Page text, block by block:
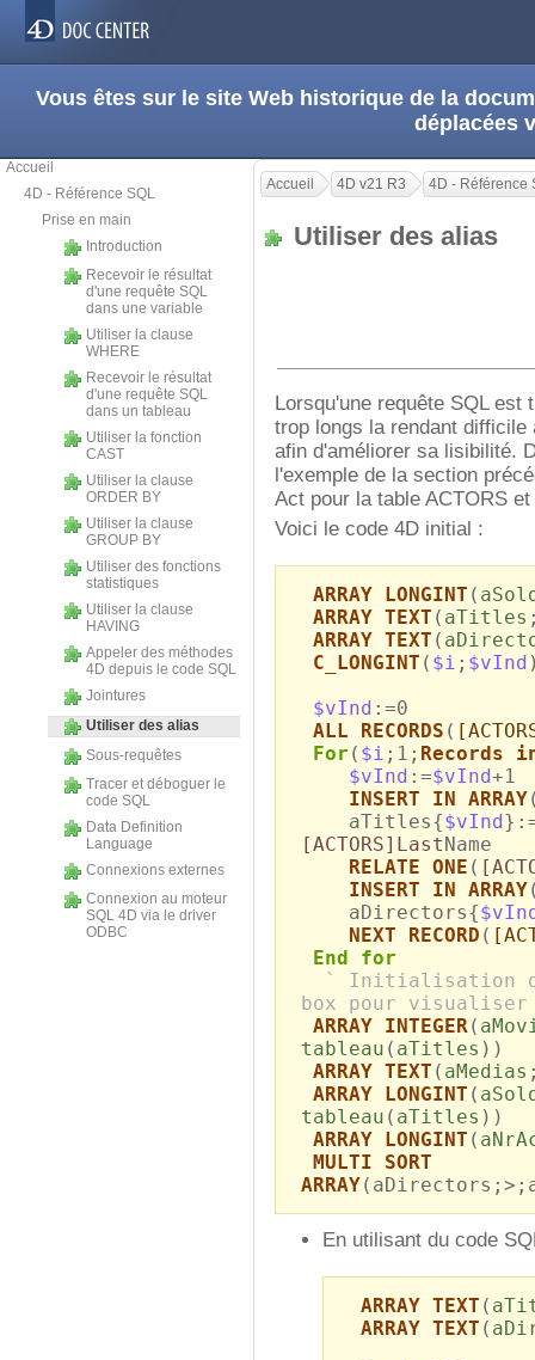
Vous êtes sur le site Web historique de la
déplacées
Accueil
4D - Référence SQL
Prise en main
Introduction
Recevoir le résultat
d'une requête SQL
dans une variable
Utiliser la clause
WHERE
Recevoir le résultat
d'une requête SQL
dans un tableau
Utiliser la fonction
CAST
Utiliser la clause
ORDER BY
Utiliser la clause
GROUP BY
Utiliser des fonctions
statistiques
Utiliser la clause
HAVING
Appeler des méthodes
4D depuis le code SQL
Jointures
Utiliser des alias
Sous-requêtes
Tracer et déboguer le
code SQL
Data Definition
Language
Connexions externes
Connexion au moteur
SQL 4D via le driver
ODBC
Accueil 4D v21 R3 4D - Référence
Utiliser des alias
Lorsqu'une requête SQL
trop longs la rendant
afin d'améliorer sa lisibilité.
l'exemple de la section
Act pour la table ACTORS
Voici le code 4D initial :
ARRAY LONGINT (
ARRAY TEXT ( aTitles
ARRAY TEXT (
C_LONGINT ( $i ; $vInd
$vInd :=0
ALL RECORDS (
For ( $i ;1; Records
$vInd :=$vInd+1
INSERT IN ARRAY
aTitles{$vInd
[ACTORS]Last Name
RELATE ONE (
INSERT IN ARRAY
aDirectors{
NEXT RECORD (
End for
` Initialisation
box pour
ARRAY INTEGER(
tableau ( aTitles ))
ARRAY TEXT ( aMedias
ARRAY LONGINT (
tableau ( aTitles ))
ARRAY LONGINT (
MULTI SORT
ARRAY
En utilisant du code
ARRAY TEXT (
ARRAY TEXT (